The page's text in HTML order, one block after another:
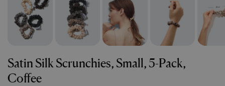
Satin Silk Scrunchies, Small, 5-Pack,
Coffee